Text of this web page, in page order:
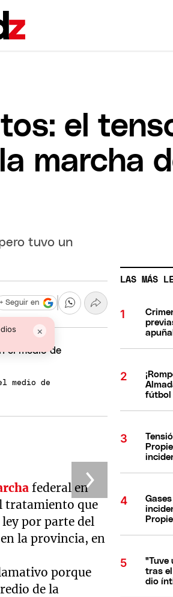
el
marcha
tuvo un
×
+ Seguir en
medio de
federal en
tratamiento que
ley por parte del
la provincia, en
porque
de la
LAS MÁS
fútbol
"Tuve
tras
dio